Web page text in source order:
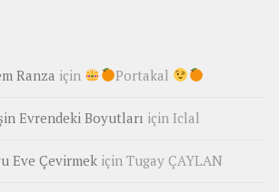
Ranza için Portakal
Evrendeki Boyutları için Iclal
Eve Çevirmek için Tugay ÇAYLAN